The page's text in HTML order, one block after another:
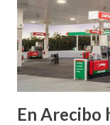
En Arecibo